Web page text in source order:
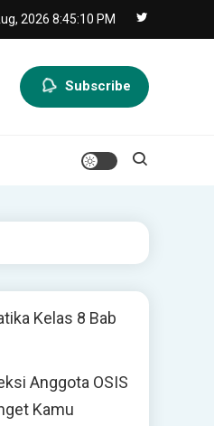
2026 8:45:10 PM
Subscribe
Kelas 8 Bab
Anggota OSIS
Kamu